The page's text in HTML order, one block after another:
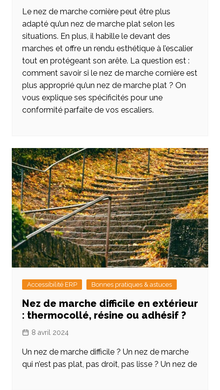
Le nez de marche cornière peut être plus
adapté qu’un nez de marche plat selon les
situations. En plus, il habille le devant des
marches et offre un rendu esthétique à l’escalier
tout en protégeant son arête. La question est :
comment savoir si le nez de marche cornière est
plus approprié qu’un nez de marche plat ? On
vous explique ses spécificités pour une
conformité parfaite de vos escaliers.
Accessibilité ERP Bonnes pratiques & astuces
Nez de marche difficile en extérieur
: thermocollé, résine ou adhésif ?
8 avril 2024
Un nez de marche difficile ? Un nez de marche
qui n’est pas plat, pas droit, pas lisse ? Un nez de